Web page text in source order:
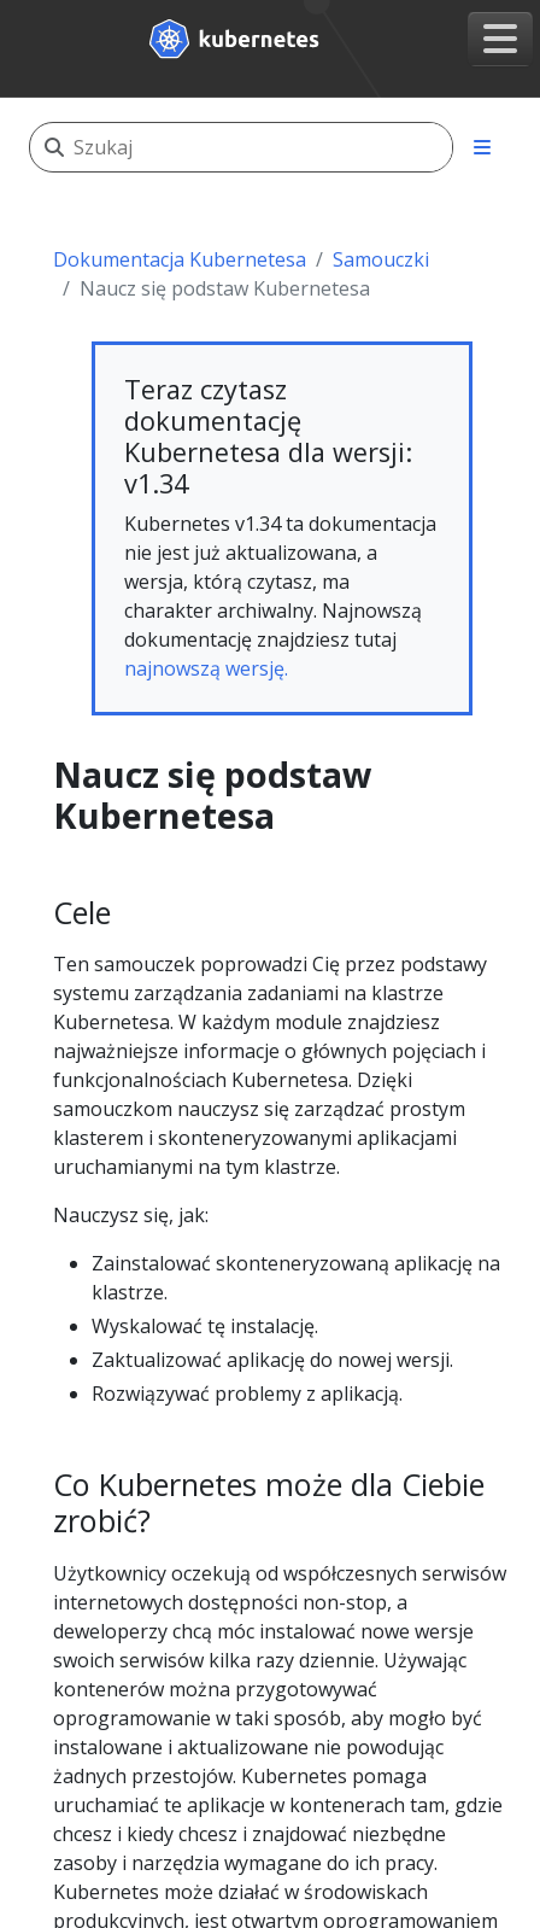
Dokumentacja Kubernetesa
Samouczki
Naucz się podstaw Kubernetesa
Teraz czytasz
dokumentację
Kubernetesa dla wersji:
v1.34
Kubernetes v1.34 ta dokumentacja
nie jest już aktualizowana, a
wersja, którą czytasz, ma
charakter archiwalny. Najnowszą
dokumentację znajdziesz tutaj
najnowszą wersję.
Naucz się podstaw
Kubernetesa
Cele
Ten samouczek poprowadzi Cię przez podstawy
systemu zarządzania zadaniami na klastrze
Kubernetesa. W każdym module znajdziesz
najważniejsze informacje o głównych pojęciach i
funkcjonalnościach Kubernetesa. Dzięki
samouczkom nauczysz się zarządzać prostym
klasterem i skonteneryzowanymi aplikacjami
uruchamianymi na tym klastrze.
Nauczysz się, jak:
Zainstalować skonteneryzowaną aplikację na
klastrze.
Wyskalować tę instalację.
Zaktualizować aplikację do nowej wersji.
Rozwiązywać problemy z aplikacją.
Co Kubernetes może dla Ciebie
zrobić?
Użytkownicy oczekują od współczesnych serwisów
internetowych dostępności non-stop, a
deweloperzy chcą móc instalować nowe wersje
swoich serwisów kilka razy dziennie. Używając
kontenerów można przygotowywać
oprogramowanie w taki sposób, aby mogło być
instalowane i aktualizowane nie powodując
żadnych przestojów. Kubernetes pomaga
uruchamiać te aplikacje w kontenerach tam, gdzie
chcesz i kiedy chcesz i znajdować niezbędne
zasoby i narzędzia wymagane do ich pracy.
Kubernetes może działać w środowiskach
produkcyjnych, jest otwartym oprogramowaniem